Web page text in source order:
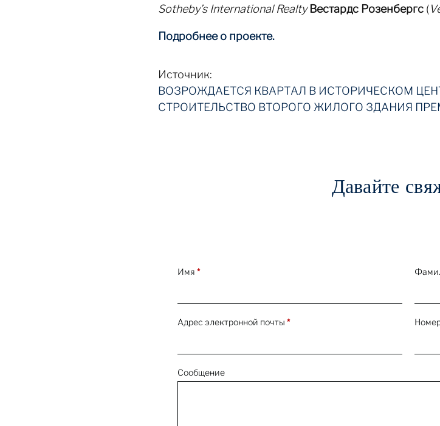
Sotheby’s International Realty Вестардс Розенбергс (
Подробнее о проекте.
Источник:
ВОЗРОЖДАЕТСЯ КВАРТАЛ В ИСТОРИЧЕСКОМ
СТРОИТЕЛЬСТВО ВТОРОГО ЖИЛОГО ЗДАНИЯ
Давайте
Имя *
Адрес электронной почты *
Сообщение